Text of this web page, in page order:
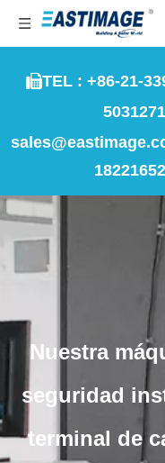
TEL : +86-
Nuestra
seguridad
terminal de